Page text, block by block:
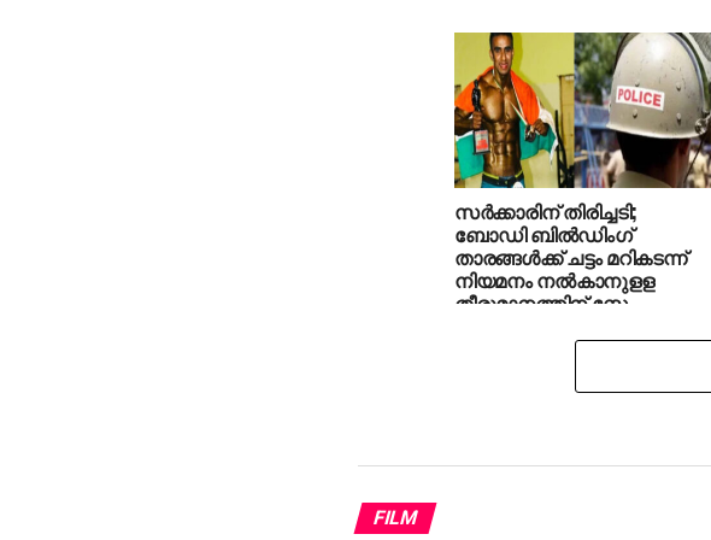
സർക്കാരിന് തിരിച്ചടി;
ബോഡി ബിൽഡിംഗ്
താരങ്ങൾക്ക് ചട്ടം മറികടന്ന്
നിയമനം നൽകാനുളള
തീരുമാനത്തിന് സ്റ്റേ
FILM